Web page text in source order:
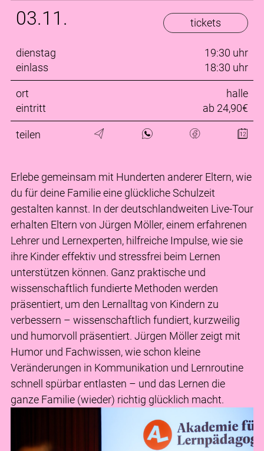
03.11. tickets
dienstag
19:30 uhr
einlass
18:30 uhr
ort
halle
eintritt
ab 24,90€
teilen
Erlebe gemeinsam mit Hunderten anderer Eltern, wie
du für deine Familie eine glückliche Schulzeit
gestalten kannst. In der deutschlandweiten Live-Tour
erhalten Eltern von Jürgen Möller, einem erfahrenen
Lehrer und Lernexperten, hilfreiche Impulse, wie sie
ihre Kinder effektiv und stressfrei beim Lernen
unterstützen können. Ganz praktische und
wissenschaftlich fundierte Methoden werden
präsentiert, um den Lernalltag von Kindern zu
verbessern – wissenschaftlich fundiert, kurzweilig
und humorvoll präsentiert. Jürgen Möller zeigt mit
Humor und Fachwissen, wie schon kleine
Veränderungen in Kommunikation und Lernroutine
schnell spürbar entlasten – und das Lernen die
ganze Familie (wieder) richtig glücklich macht.